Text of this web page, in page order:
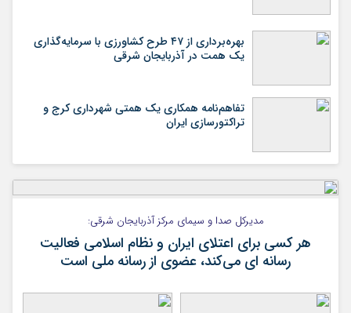
بهره‌برداری از ۴۷ طرح کشاورزی با سرمایه‌گذاری
یک همت در آذربایجان شرقی
تفاهم‌نامه همکاری یک همتی شهرداری کرج و
تراکتورسازی ایران
مدیرکل صدا و سیمای مرکز آذربایجان شرقی:
هر کسی برای اعتلای ایران و نظام اسلامی فعالیت
رسانه ای می‌کند، عضوی از رسانه ملی است